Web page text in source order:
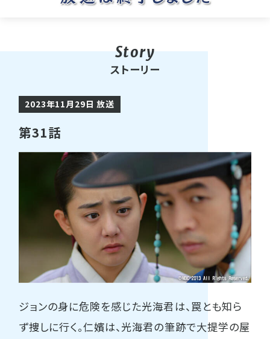
ストーリー
2023年11月29日 放送
第31話
ジョンの身に危険を感じた光海君は、罠とも知ら
ず捜しに行く。仁嬪は、光海君の筆跡で大提学の屋